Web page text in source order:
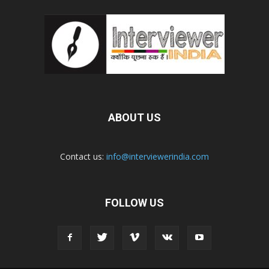
ABOUT US
Contact us: info@interviewerindia.com
FOLLOW US